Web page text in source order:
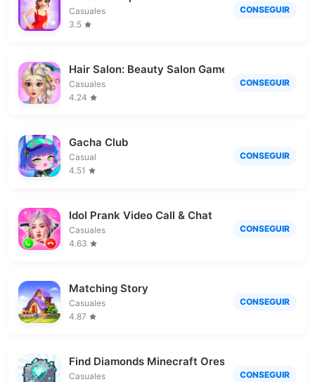
Casuales
3.5
CONSEGUIR
Hair Salon: Beauty Salon Game
Casuales
4.24
CONSEGUIR
Gacha Club
Casual
4.51
CONSEGUIR
Idol Prank Video Call & Chat
Casuales
4.63
CONSEGUIR
Matching Story
Casuales
4.87
CONSEGUIR
Find Diamonds Minecraft Ores
Casuales
CONSEGUIR